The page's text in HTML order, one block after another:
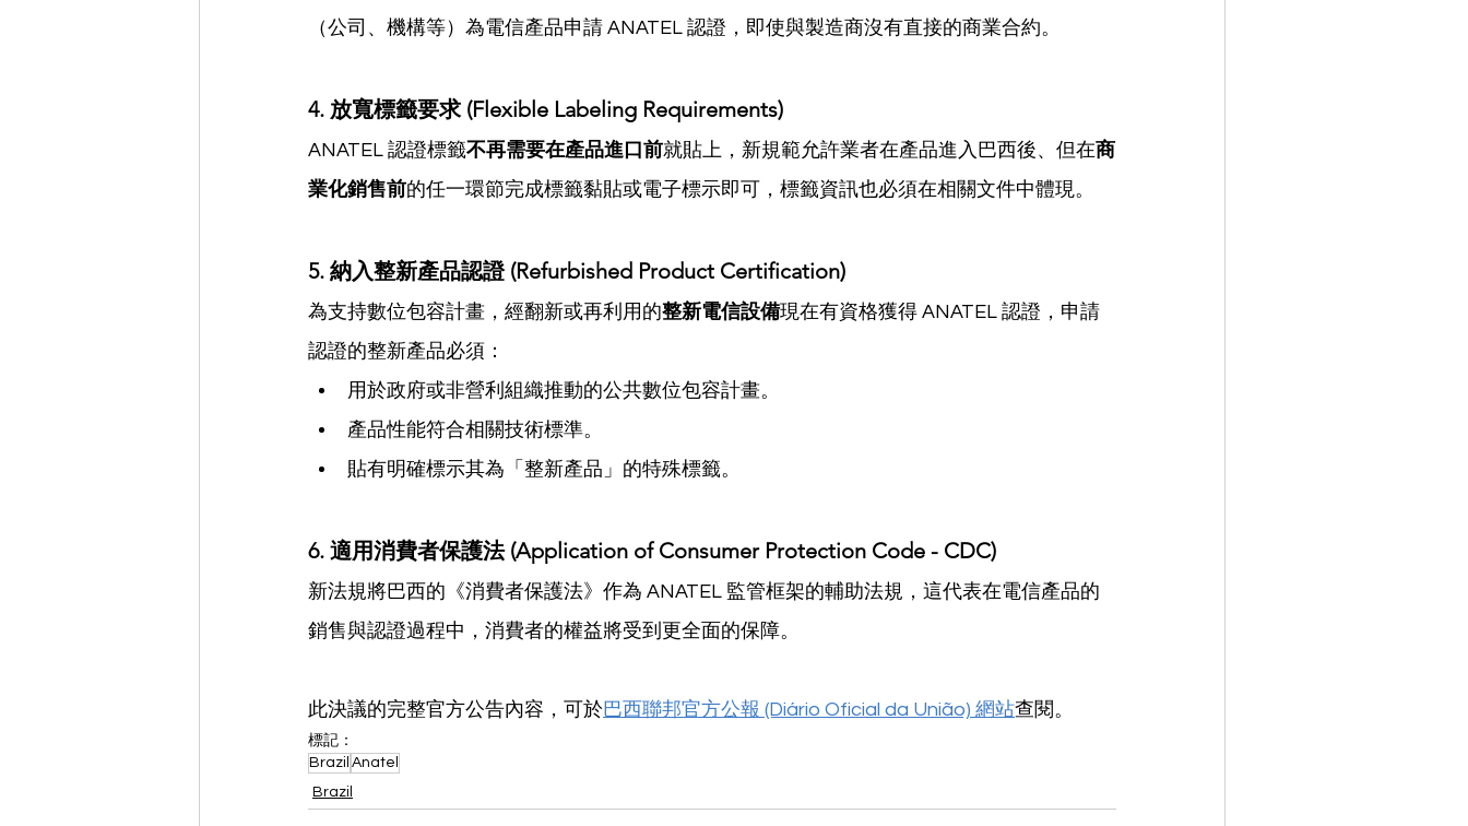
（公司、機構等）為電信產品申請 ANATEL 認證，即使與製造商沒有直接的商業合約。
4. 放寬標籤要求 (Flexible Labeling Requirements)
ANATEL 認證標籤不再需要在產品進口前就貼上，新規範允許業者在產品進入巴西後、但在商
業化銷售前的任一環節完成標籤黏貼或電子標示即可，標籤資訊也必須在相關文件中體現。
5. 納入整新產品認證 (Refurbished Product Certification)
為支持數位包容計畫，經翻新或再利用的整新電信設備現在有資格獲得 ANATEL 認證，申請
認證的整新產品必須：
用於政府或非營利組織推動的公共數位包容計畫。
產品性能符合相關技術標準。
貼有明確標示其為「整新產品」的特殊標籤。
6. 適用消費者保護法 (Application of Consumer Protection Code - CDC)
新法規將巴西的《消費者保護法》作為 ANATEL 監管框架的輔助法規，這代表在電信產品的
銷售與認證過程中，消費者的權益將受到更全面的保障。
此決議的完整官方公告內容，可於巴西聯邦官方公報 (Diário Oficial da União) 網站查閱。
標記：
Brazil Anatel
Brazil